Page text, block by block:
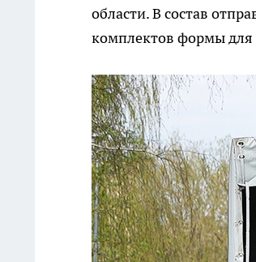
области. В состав
комплектов формы